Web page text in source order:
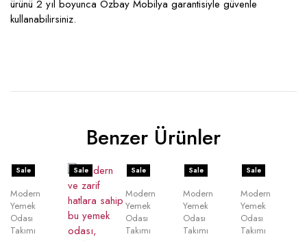
ürünü 2 yıl boyunca Özbay Mobilya garantisiyle güvenle
kullanabilirsiniz.
Benzer Ürünler
Sale
Modern
Yemek
Odası
Takımı
Sale Sale
Modern
Yemek
Odası
Takımı
Sale
Modern
Yemek
Odası
Takımı
Sale
Modern
Yemek
Odası
Takımı